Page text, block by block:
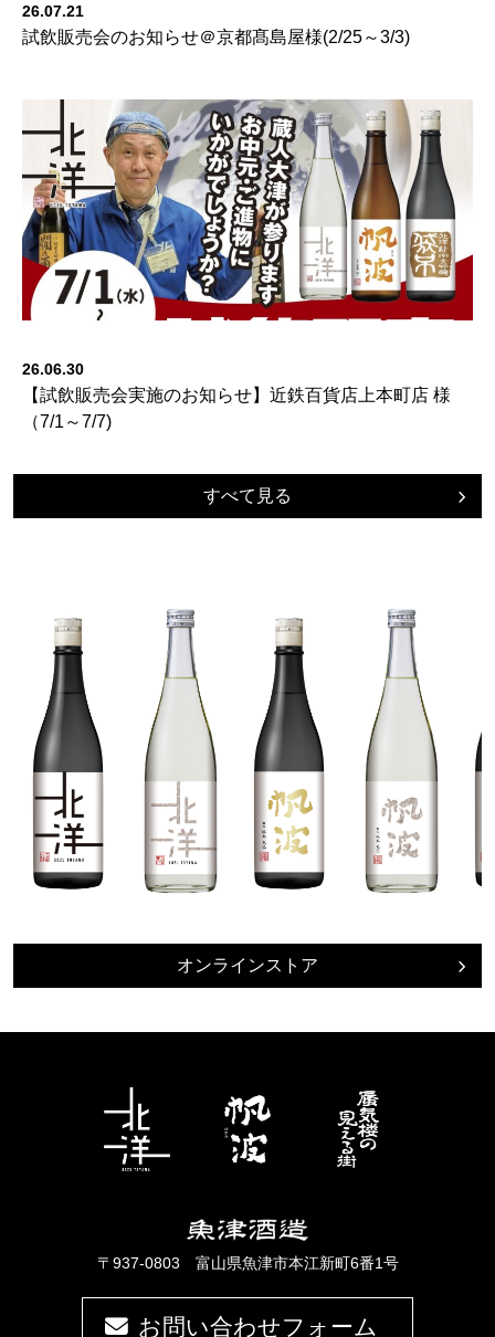
26.07.21
試飲販売会のお知らせ＠京都髙島屋様(2/25～3/3)
26.06.30
【試飲販売会実施のお知らせ】近鉄百貨店上本町店 様
（7/1～7/7)
すべて見る
オンラインストア
〒937-0803 富山県魚津市本江新町6番1号
お問い合わせフォーム